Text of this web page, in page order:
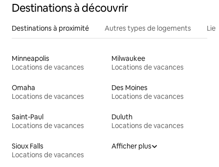
Destinations à découvrir
Destinations à proximité Autres types de logements
Minneapolis
Locations de vacances
Milwaukee
Locations de vacances
Omaha
Locations de vacances
Des Moines
Locations de vacances
Saint-Paul
Locations de vacances
Duluth
Locations de vacances
Sioux Falls
Locations de vacances
Afficher plus